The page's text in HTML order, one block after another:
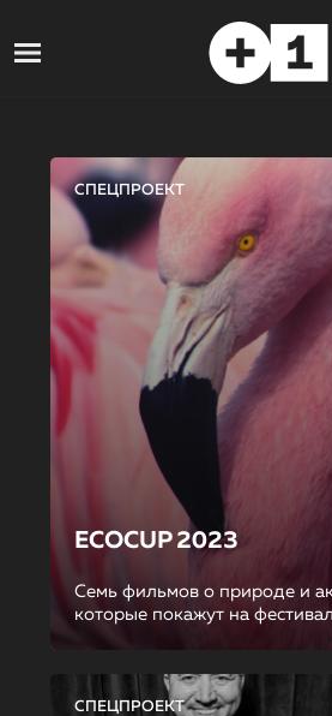
СПЕЦПРОЕКТ
ECOCUP 2023
Семь фильмов о природе и
которые покажут на
СПЕЦПРОЕКТ